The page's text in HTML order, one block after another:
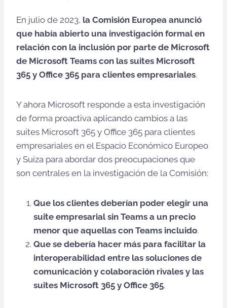
En julio de 2023, la Comisión Europea anunció
que había abierto una investigación formal en
relación con la inclusión por parte de Microsoft
de Microsoft Teams con las suites Microsoft
365 y Office 365 para clientes empresariales.
Y ahora Microsoft responde a esta investigación
de forma proactiva aplicando cambios a las
suites Microsoft 365 y Office 365 para clientes
empresariales en el Espacio Económico Europeo
y Suiza para abordar dos preocupaciones que
son centrales en la investigación de la Comisión:
Que los clientes deberían poder elegir una
suite empresarial sin Teams a un precio
menor que aquellas con Teams incluido.
Que se debería hacer más para facilitar la
interoperabilidad entre las soluciones de
comunicación y colaboración rivales y las
suites Microsoft 365 y Office 365.